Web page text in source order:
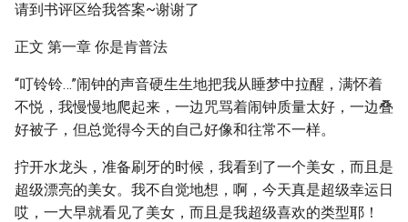
请到书评区给我答案~谢谢了
正文 第一章 你是肯普法
“叮铃铃…”闹钟的声音硬生生地把我从睡梦中拉醒，满怀着
不悦，我慢慢地爬起来，一边咒骂着闹钟质量太好，一边叠
好被子，但总觉得今天的自己好像和往常不一样。
拧开水龙头，准备刷牙的时候，我看到了一个美女，而且是
超级漂亮的美女。我不自觉地想，啊，今天真是超级幸运日
哎，一大早就看见了美女，而且是我超级喜欢的类型耶！